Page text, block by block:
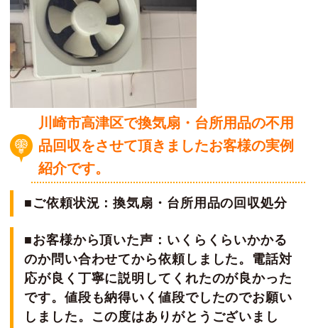
川崎市高津区で換気扇・台所用品の不用
品回収をさせて頂きましたお客様の実例
紹介です。
■ご依頼状況：換気扇・台所用品の回収処分
■お客様から頂いた声：いくらくらいかかる
のか問い合わせてから依頼しました。電話対
応が良く丁寧に説明してくれたのが良かった
です。値段も納得いく値段でしたのでお願い
しました。この度はありがとうございまし